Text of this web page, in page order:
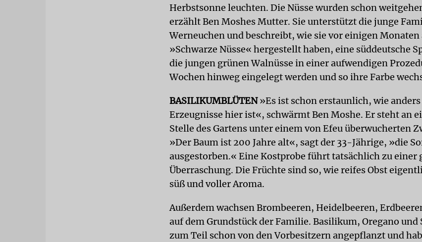
Herbstsonne leuchten. Die Nüsse wurden schon
erzählt Ben Moshes Mutter. Sie unterstützt die junge
Werneuchen und beschreibt, wie sie vor einigen Monaten
»Schwarze Nüsse« hergestellt haben, eine süddeutsche
die jungen grünen Walnüsse in einer aufwendigen
Wochen hinweg eingelegt werden und so ihre Farbe
BASILIKUMBLÜTEN»Es ist schon erstaunlich, wie
Erzeugnisse hier ist«, schwärmt Ben Moshe. Er steht an
Stelle des Gartens unter einem von Efeu überwucherten
»Der Baum ist 200 Jahre alt«, sagt der 33-Jährige, »die
ausgestorben.« Eine Kostprobe führt tatsächlich zu einer
Überraschung. Die Früchte sind so, wie reifes Obst
süß und voller Aroma.
Außerdem wachsen Brombeeren, Heidelbeeren,
auf dem Grundstück der Familie. Basilikum, Oregano und
zum Teil schon von den Vorbesitzern angepflanzt und